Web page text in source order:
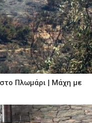
στο Πλωμάρι | Μάχη με